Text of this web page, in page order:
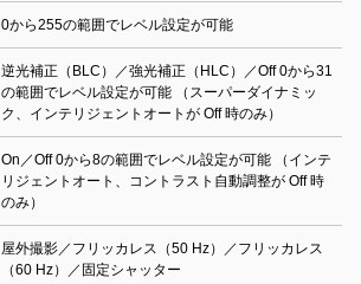
0から255の範囲でレベル設定が可能
逆光補正（BLC）／強光補正（HLC）／Off 0から31
の範囲でレベル設定が可能 （スーパーダイナミッ
ク、インテリジェントオートが Off 時のみ）
On／Off 0から8の範囲でレベル設定が可能 （インテ
リジェントオート、コントラスト自動調整が Off 時
のみ）
屋外撮影／フリッカレス（50 Hz）／フリッカレス
（60 Hz）／固定シャッター